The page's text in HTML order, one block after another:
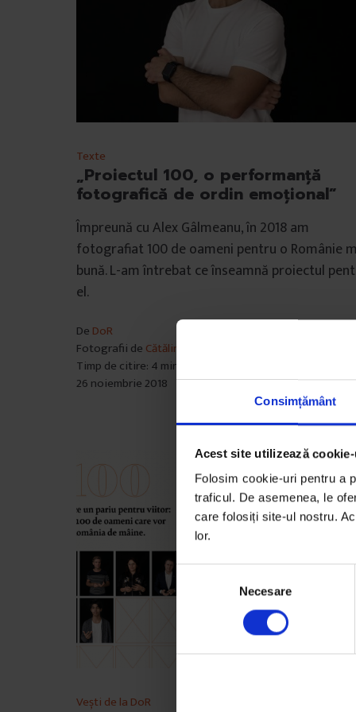
Consimțământ
Acest site utilizează
Folosim cookie-uri pentru a
traficul. De asemenea, le
care folosiți site-ul nostru.
lor.
Necesare
Texte
„Proiectul 100, o performanță
fotografică de ordin emoțional”
Împreună cu Alex Gâlmeanu, în 2018 am
fotografiat 100 de oameni pentru o Românie
bună. L-am întrebat ce înseamnă proiectul
el.
De DoR
Fotografii de Cătălin Georgescu
Timp de citire: 4 minute
26 noiembrie 2018
Vești de la DoR